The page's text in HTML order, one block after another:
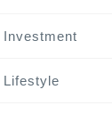
Investment
Lifestyle